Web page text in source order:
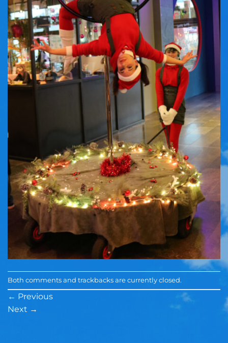
Both comments and trackbacks are currently closed.
← Previous
Next →